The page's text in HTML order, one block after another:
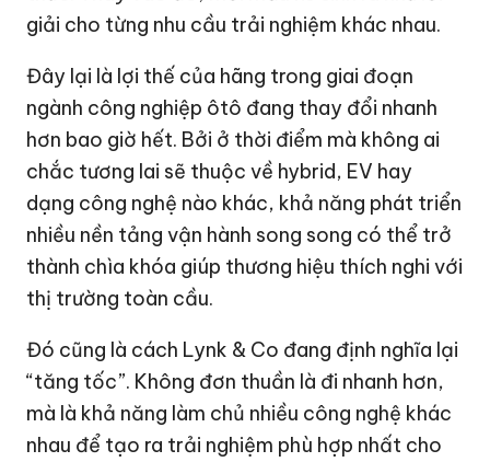
giải cho từng nhu cầu trải nghiệm khác nhau.
Đây lại là lợi thế của hãng trong giai đoạn
ngành công nghiệp ôtô đang thay đổi nhanh
hơn bao giờ hết. Bởi ở thời điểm mà không ai
chắc tương lai sẽ thuộc về hybrid, EV hay
dạng công nghệ nào khác, khả năng phát triển
nhiều nền tảng vận hành song song có thể trở
thành chìa khóa giúp thương hiệu thích nghi với
thị trường toàn cầu.
Đó cũng là cách Lynk & Co đang định nghĩa lại
“tăng tốc”. Không đơn thuần là đi nhanh hơn,
mà là khả năng làm chủ nhiều công nghệ khác
nhau để tạo ra trải nghiệm phù hợp nhất cho